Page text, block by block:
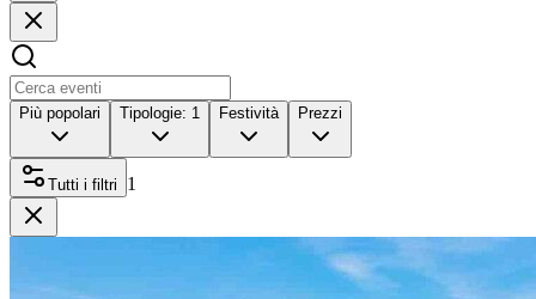
Più popolari Tipologie: 1 Festività Prezzi
Tutti i filtri 1